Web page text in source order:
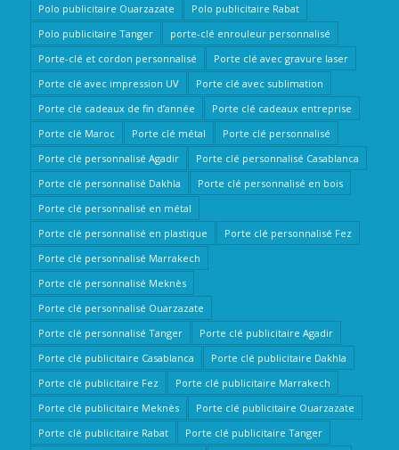
Polo publicitaire Ouarzazate
Polo publicitaire Rabat
Polo publicitaire Tanger
porte-clé enrouleur personnalisé
Porte-clé et cordon personnalisé
Porte clé avec gravure laser
Porte clé avec impression UV
Porte clé avec sublimation
Porte clé cadeaux de fin d’année
Porte clé cadeaux entreprise
Porte clé Maroc
Porte clé métal
Porte clé personnalisé
Porte clé personnalisé Agadir
Porte clé personnalisé Casablanca
Porte clé personnalisé Dakhla
Porte clé personnalisé en bois
Porte clé personnalisé en métal
Porte clé personnalisé en plastique
Porte clé personnalisé Fez
Porte clé personnalisé Marrakech
Porte clé personnalisé Meknès
Porte clé personnalisé Ouarzazate
Porte clé personnalisé Tanger
Porte clé publicitaire Agadir
Porte clé publicitaire Casablanca
Porte clé publicitaire Dakhla
Porte clé publicitaire Fez
Porte clé publicitaire Marrakech
Porte clé publicitaire Meknès
Porte clé publicitaire Ouarzazate
Porte clé publicitaire Rabat
Porte clé publicitaire Tanger